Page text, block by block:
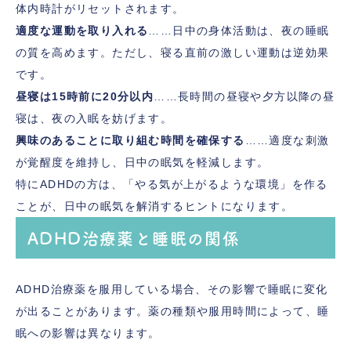
体内時計がリセットされます。
適度な運動を取り入れる
……日中の身体活動は、夜の睡眠
の質を高めます。ただし、寝る直前の激しい運動は逆効果
です。
昼寝は15時前に20分以内 ……長時間の昼寝や夕方以降の昼
寝は、夜の入眠を妨げます。
興味のあることに取り組む時間を確保する
……適度な刺激
が覚醒度を維持し、日中の眠気を軽減します。
特にADHDの方は、「やる気が上がるような環境」を作る
ことが、日中の眠気を解消するヒントになります。
ADHD治療薬と睡眠の関係
ADHD治療薬を服用している場合、その影響で睡眠に変化
が出ることがあります。薬の種類や服用時間によって、睡
眠への影響は異なります。